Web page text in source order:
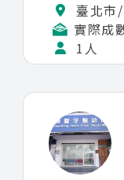
誠摯邀請重
們，一起打
臺北市
實際成
1人